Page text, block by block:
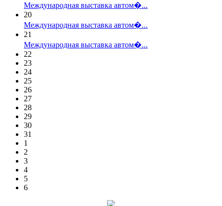
Международная выставка автом�...
20
Международная выставка автом�...
21
Международная выставка автом�...
22
23
24
25
26
27
28
29
30
31
1
2
3
4
5
6